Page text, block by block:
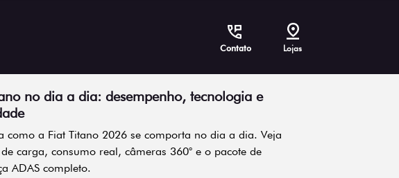
Contato Lojas
no dia a dia: desempenho, tecnologia e
como a Fiat Titano 2026 se comporta no dia a dia. Veja
carga, consumo real, câmeras 360° e o pacote de
ADAS completo.